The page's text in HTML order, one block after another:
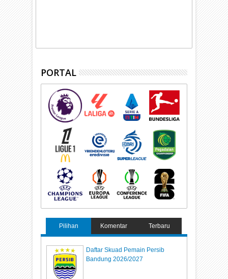
PORTAL
Pilihan Komentar Terbaru
Daftar Skuad Pemain Persib
Bandung 2026/2027